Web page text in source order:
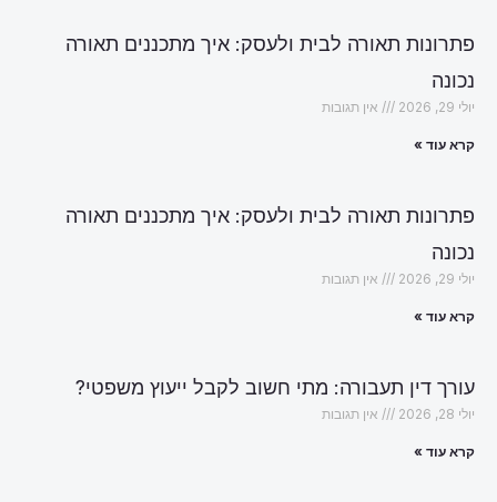
פתרונות תאורה לבית ולעסק: איך מתכננים תאורה
נכונה
יולי 29, 2026 אין תגובות
קרא עוד »
פתרונות תאורה לבית ולעסק: איך מתכננים תאורה
נכונה
יולי 29, 2026 אין תגובות
קרא עוד »
עורך דין תעבורה: מתי חשוב לקבל ייעוץ משפטי?
יולי 28, 2026 אין תגובות
קרא עוד »